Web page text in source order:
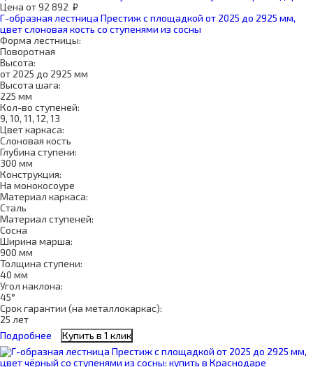
Цена от92 892 ₽
Г-образная лестница Престиж с площадкой от 2025 до 2925 мм,
цвет слоновая кость со ступенями из сосны
Форма лестницы:
Поворотная
Высота:
от 2025 до 2925 мм
Высота шага:
225 мм
Кол-во ступеней:
9, 10, 11, 12, 13
Цвет каркаса:
Слоновая кость
Глубина ступени:
300 мм
Конструкция:
На монокосоуре
Материал каркаса:
Сталь
Материал ступеней:
Сосна
Ширина марша:
900 мм
Толщина ступени:
40 мм
Угол наклона:
45°
Срок гарантии (на металлокаркас):
25 лет
Подробнее
Купить в 1 клик